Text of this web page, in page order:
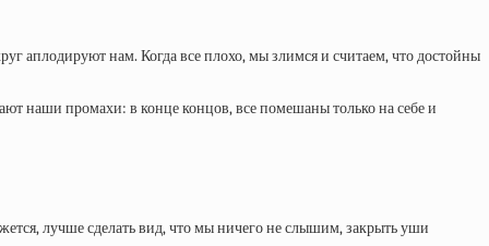
аплодируют нам. Когда все плохо, мы злимся и считаем, что достойны
наши промахи: в конце концов, все помешаны только на себе и
лучше сделать вид, что мы ничего не слышим, закрыть уши